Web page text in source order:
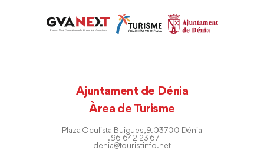
Ajuntament de Dénia
Àrea de Turisme
Plaza Oculista Buigues, 9. 03700 Dénia
T. 96 642 23 67
denia@touristinfo.net